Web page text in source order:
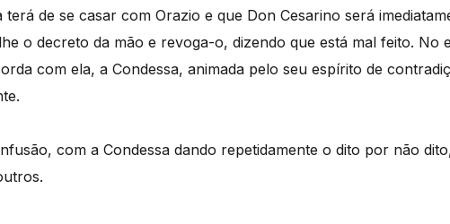
terá de se casar com Orazio e que Don Cesarino será
o decreto da mão e revoga-o, dizendo que está mal feito. No
com ela, a Condessa, animada pelo seu espírito de
com a Condessa dando repetidamente o dito por não